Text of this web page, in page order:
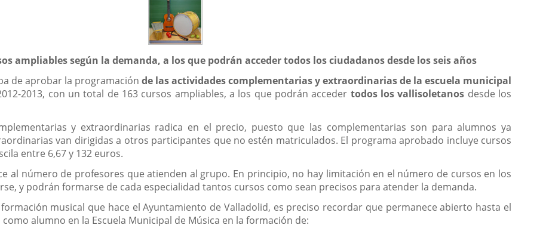
ampliables según la demanda, a los que podrán acceder todos los ciudadanos desde los seis años
de aprobar la programación de las actividades complementarias y extraordinarias de la escuela municipal
2013, con un total de 163 cursos ampliables, a los que podrán acceder todos los vallisoletanos desde los
y extraordinarias radica en el precio, puesto que las complementarias son para alumnos ya
van dirigidas a otros participantes que no estén matriculados. El programa aprobado incluye cursos
entre 6,67 y 132 euros.
al número de profesores que atienden al grupo. En principio, no hay limitación en el número de cursos en los
y podrán formarse de cada especialidad tantos cursos como sean precisos para atender la demanda.
musical que hace el Ayuntamiento de Valladolid, es preciso recordar que permanece abierto hasta el
alumno en la Escuela Municipal de Música en la formación de: